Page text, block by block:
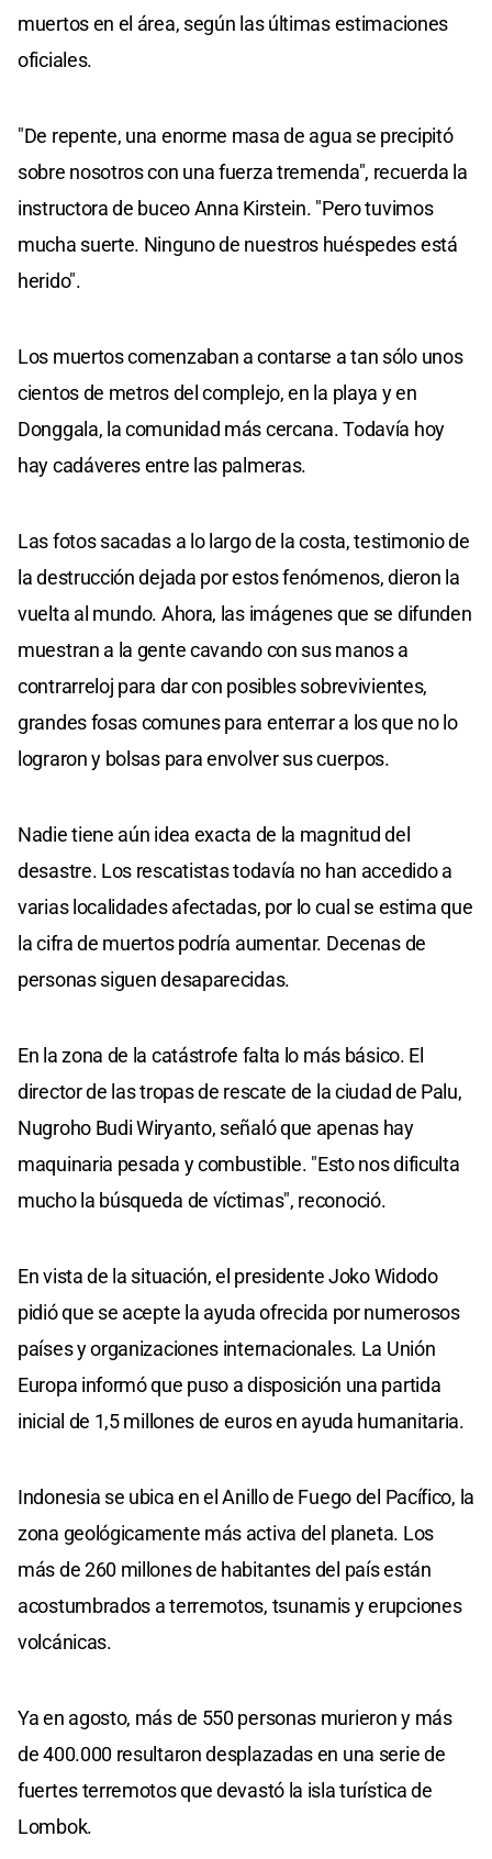
muertos en el área, según las últimas estimaciones
oficiales.
"De repente, una enorme masa de agua se precipitó
sobre nosotros con una fuerza tremenda", recuerda la
instructora de buceo Anna Kirstein. "Pero tuvimos
mucha suerte. Ninguno de nuestros huéspedes está
herido".
Los muertos comenzaban a contarse a tan sólo unos
cientos de metros del complejo, en la playa y en
Donggala, la comunidad más cercana. Todavía hoy
hay cadáveres entre las palmeras.
Las fotos sacadas a lo largo de la costa, testimonio de
la destrucción dejada por estos fenómenos, dieron la
vuelta al mundo. Ahora, las imágenes que se difunden
muestran a la gente cavando con sus manos a
contrarreloj para dar con posibles sobrevivientes,
grandes fosas comunes para enterrar a los que no lo
lograron y bolsas para envolver sus cuerpos.
Nadie tiene aún idea exacta de la magnitud del
desastre. Los rescatistas todavía no han accedido a
varias localidades afectadas, por lo cual se estima que
la cifra de muertos podría aumentar. Decenas de
personas siguen desaparecidas.
En la zona de la catástrofe falta lo más básico. El
director de las tropas de rescate de la ciudad de Palu,
Nugroho Budi Wiryanto, señaló que apenas hay
maquinaria pesada y combustible. "Esto nos dificulta
mucho la búsqueda de víctimas", reconoció.
En vista de la situación, el presidente Joko Widodo
pidió que se acepte la ayuda ofrecida por numerosos
países y organizaciones internacionales. La Unión
Europa informó que puso a disposición una partida
inicial de 1,5 millones de euros en ayuda humanitaria.
Indonesia se ubica en el Anillo de Fuego del Pacífico, la
zona geológicamente más activa del planeta. Los
más de 260 millones de habitantes del país están
acostumbrados a terremotos, tsunamis y erupciones
volcánicas.
Ya en agosto, más de 550 personas murieron y más
de 400.000 resultaron desplazadas en una serie de
fuertes terremotos que devastó la isla turística de
Lombok.